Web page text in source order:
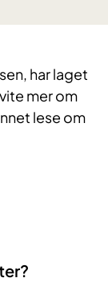
har laget
mer om
lese om